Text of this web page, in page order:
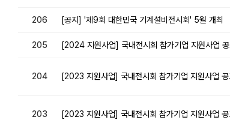
206 [공지] '제9회 대한민국 기계설비전시회' 5월 개최
205 [2024 지원사업] 국내전시회 참가기업 지원사업
204 [2023 지원사업] 국내전시회 참가기업 지원사업
203 [2023 지원사업] 국내전시회 참가기업 지원사업